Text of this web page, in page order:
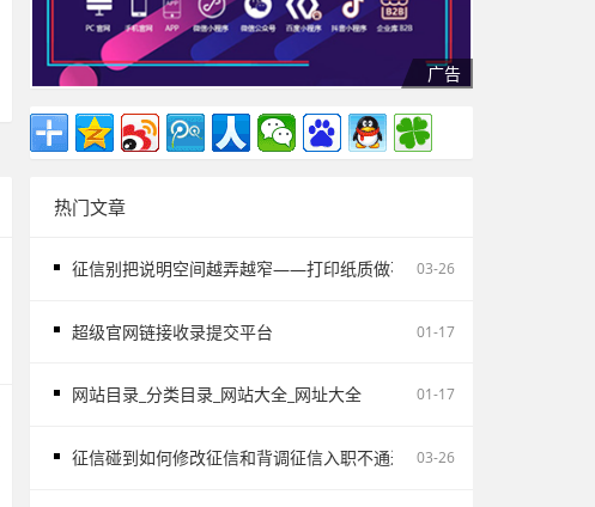
热门文章
征信别把说明空间越弄越窄——打印纸质做不了报告无痕PS修改和如
03-26
超级官网链接收录提交平台 01-17
网站目录_分类目录_网站大全_网址大全 01-17
征信碰到如何修改征信和背调征信入职不通过为什么会让自己更被动
03-26